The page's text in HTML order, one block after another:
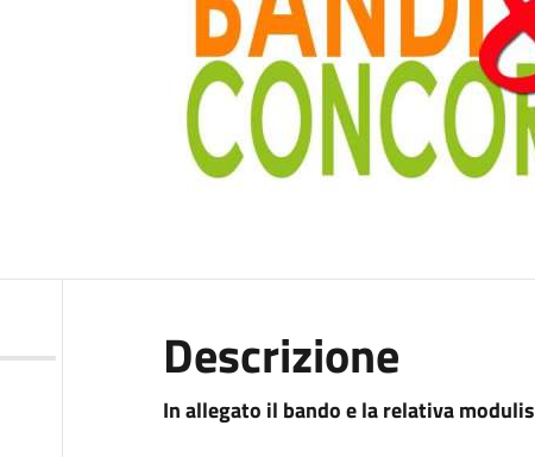
Descrizione
In allegato il bando e la relativa